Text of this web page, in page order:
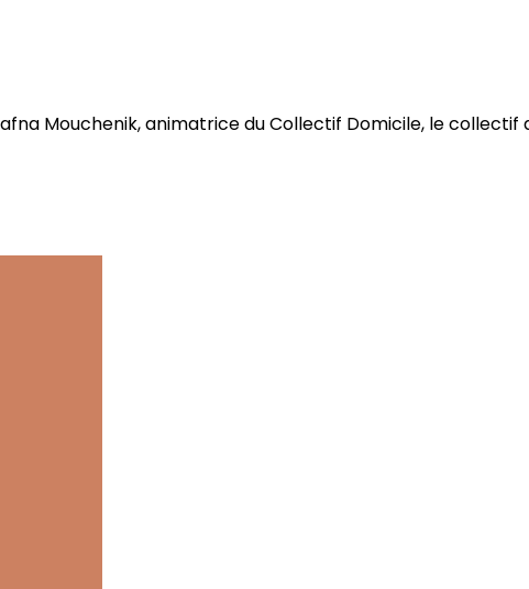
Mouchenik, animatrice du Collectif Domicile, le collectif